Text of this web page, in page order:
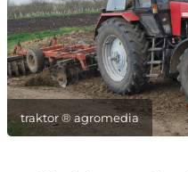
traktor ® agromedia